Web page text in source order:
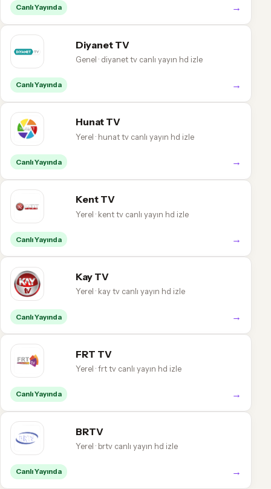
Canlı Yayında →
Diyanet TV
Genel · diyanet tv canlı yayın hd izle
Canlı Yayında →
Hunat TV
Yerel · hunat tv canlı yayın hd izle
Canlı Yayında →
Kent TV
Yerel · kent tv canlı yayın hd izle
Canlı Yayında →
Kay TV
Yerel · kay tv canlı yayın hd izle
Canlı Yayında →
FRT TV
Yerel · frt tv canlı yayın hd izle
Canlı Yayında →
BRTV
Yerel · brtv canlı yayın hd izle
Canlı Yayında →